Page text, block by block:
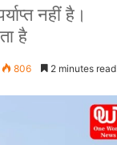
नहीं है।
है
806 2 minutes read